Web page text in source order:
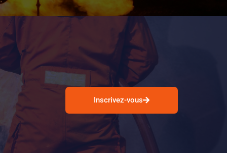
Inscrivez-vous